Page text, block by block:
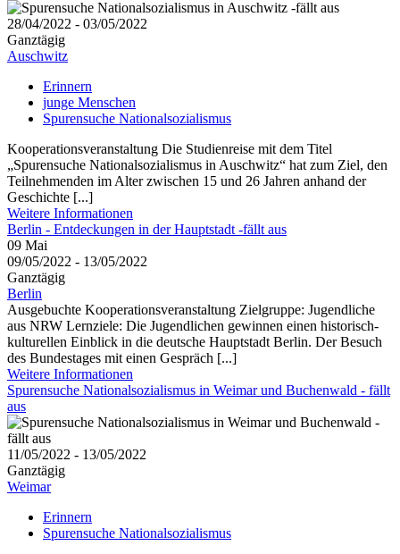
28/04/2022 - 03/05/2022
Ganztägig
Auschwitz
Erinnern
junge Menschen
Spurensuche Nationalsozialismus
Kooperationsveranstaltung Die Studienreise mit dem Titel
„Spurensuche Nationalsozialismus in Auschwitz“ hat zum Ziel, den
Teilnehmenden im Alter zwischen 15 und 26 Jahren anhand der
Geschichte [...]
Weitere Informationen
Berlin - Entdeckungen in der Hauptstadt -fällt aus
09 Mai
09/05/2022 - 13/05/2022
Ganztägig
Berlin
Ausgebuchte Kooperationsveranstaltung Zielgruppe: Jugendliche
aus NRW Lernziele: Die Jugendlichen gewinnen einen historisch-
kulturellen Einblick in die deutsche Hauptstadt Berlin. Der Besuch
des Bundestages mit einen Gespräch [...]
Weitere Informationen
Spurensuche Nationalsozialismus in Weimar und Buchenwald - fällt
aus
11/05/2022 - 13/05/2022
Ganztägig
Weimar
Erinnern
Spurensuche Nationalsozialismus